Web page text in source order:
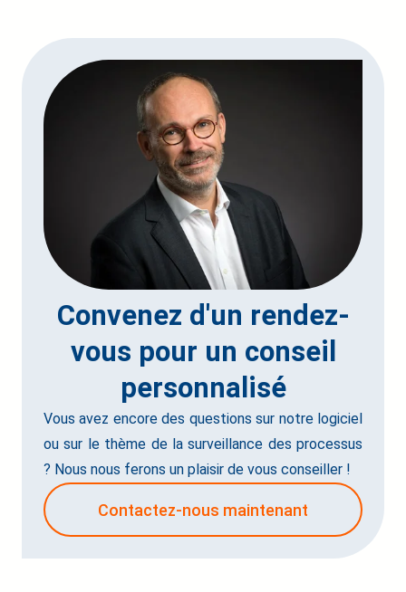
Convenez d'un rendez-
vous pour un conseil
personnalisé
Vous avez encore des questions sur notre logiciel
ou sur le thème de la surveillance des processus
? Nous nous ferons un plaisir de vous conseiller !
Contactez-nous maintenant